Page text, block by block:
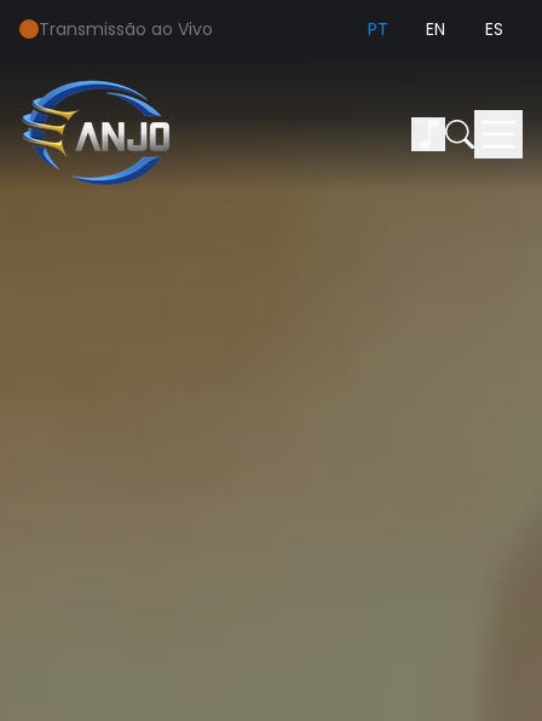
Transmissão ao Vivo PT EN ES